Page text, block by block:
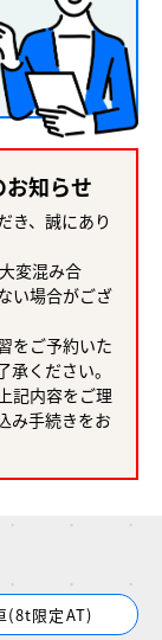
知らせ
き、誠にあり
変混み合
い場合がござ
をご予約いた
ください。
記内容をご理
み手続きをお
(8t限定AT)